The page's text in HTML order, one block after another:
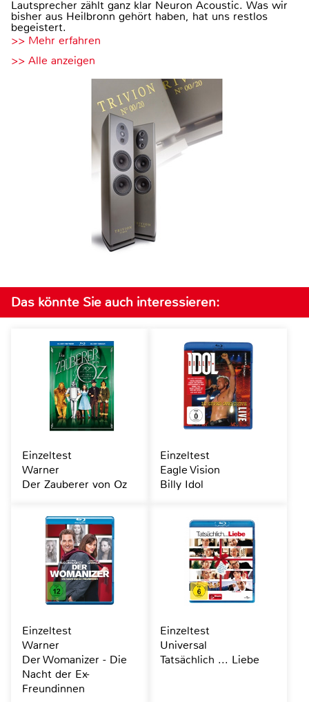
Lautsprecher zählt ganz klar Neuron Acoustic. Was wir
bisher aus Heilbronn gehört haben, hat uns restlos
begeistert.
>> Mehr erfahren
>> Alle anzeigen
Das könnte Sie auch interessieren:
Einzeltest
Warner
Der Zauberer von Oz
Einzeltest
Eagle Vision
Billy Idol
Einzeltest
Warner
Der Womanizer - Die
Nacht der Ex-
Freundinnen
Einzeltest
Universal
Tatsächlich ... Liebe